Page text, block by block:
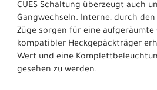
CUES Schaltung überzeugt auch
Gangwechseln. Interne, durch
Züge sorgen für eine aufgeräumte
kompatibler Heckgepäckträger
Wert und eine
gesehen zu werden.